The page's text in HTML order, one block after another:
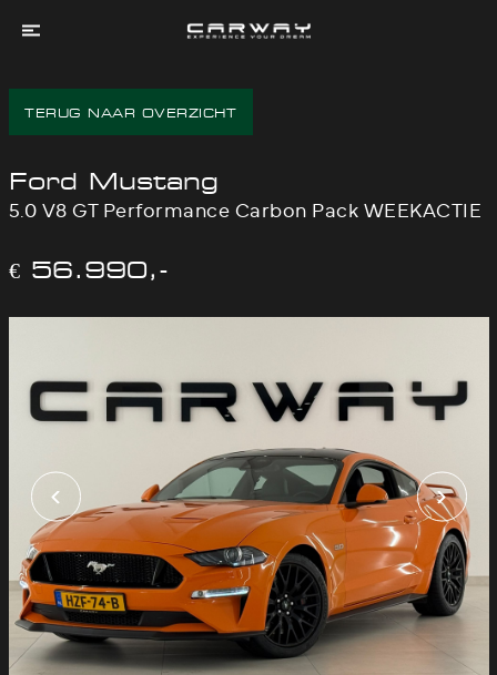
Aanbod
Experienced
Dreams
Ons
Contact
TERUG NAAR OVERZICHT
Ford Mustang
5.0 V8 GT Performance Carbon Pack WEEKACTIE
€ 56.990,-